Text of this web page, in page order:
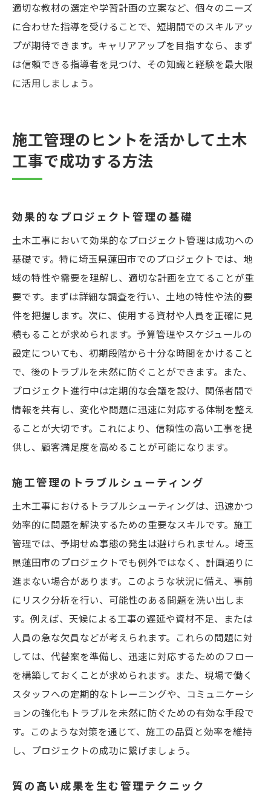
適切な教材の選定や学習計画の立案など、個々のニーズ
に合わせた指導を受けることで、短期間でのスキルアッ
プが期待できます。キャリアアップを目指すなら、まず
は信頼できる指導者を見つけ、その知識と経験を最大限
に活用しましょう。
施工管理のヒントを活かして土木
工事で成功する方法
効果的なプロジェクト管理の基礎
土木工事において効果的なプロジェクト管理は成功への
基礎です。特に埼玉県蓮田市でのプロジェクトでは、地
域の特性や需要を理解し、適切な計画を立てることが重
要です。まずは詳細な調査を行い、土地の特性や法的要
件を把握します。次に、使用する資材や人員を正確に見
積もることが求められます。予算管理やスケジュールの
設定についても、初期段階から十分な時間をかけること
で、後のトラブルを未然に防ぐことができます。また、
プロジェクト進行中は定期的な会議を設け、関係者間で
情報を共有し、変化や問題に迅速に対応する体制を整え
ることが大切です。これにより、信頼性の高い工事を提
供し、顧客満足度を高めることが可能になります。
施工管理のトラブルシューティング
土木工事におけるトラブルシューティングは、迅速かつ
効率的に問題を解決するための重要なスキルです。施工
管理では、予期せぬ事態の発生は避けられません。埼玉
県蓮田市のプロジェクトでも例外ではなく、計画通りに
進まない場合があります。このような状況に備え、事前
にリスク分析を行い、可能性のある問題を洗い出しま
す。例えば、天候による工事の遅延や資材不足、または
人員の急な欠員などが考えられます。これらの問題に対
しては、代替案を準備し、迅速に対応するためのフロー
を構築しておくことが求められます。また、現場で働く
スタッフへの定期的なトレーニングや、コミュニケーシ
ョンの強化もトラブルを未然に防ぐための有効な手段で
す。このような対策を通じて、施工の品質と効率を維持
し、プロジェクトの成功に繋げましょう。
質の高い成果を生む管理テクニック